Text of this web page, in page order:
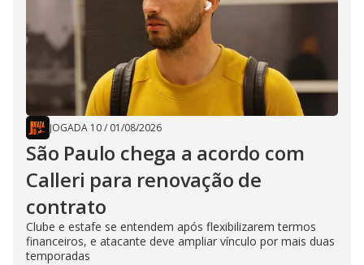
JOGADA 10/ 01/08/2026
São Paulo chega a acordo com
Calleri para renovação de
contrato
Clube e estafe se entendem após flexibilizarem termos
financeiros, e atacante deve ampliar vínculo por mais duas
temporadas